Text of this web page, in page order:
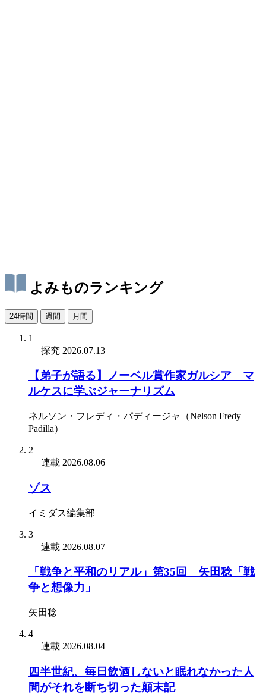
よみものランキング
24時間 週間 月間
1
探究 2026.07.13
【弟子が語る】ノーベル賞作家ガルシア゠マ
ルケスに学ぶジャーナリズム
ネルソン・フレディ・パディージャ（Nelson Fredy
Padilla）
2
連載 2026.08.06
ゾス
イミダス編集部
3
連載 2026.08.07
「戦争と平和のリアル」第35回 矢田稔「戦
争と想像力」
矢田稔
4
連載 2026.08.04
四半世紀、毎日飲酒しないと眠れなかった人
間がそれを断ち切った顛末記